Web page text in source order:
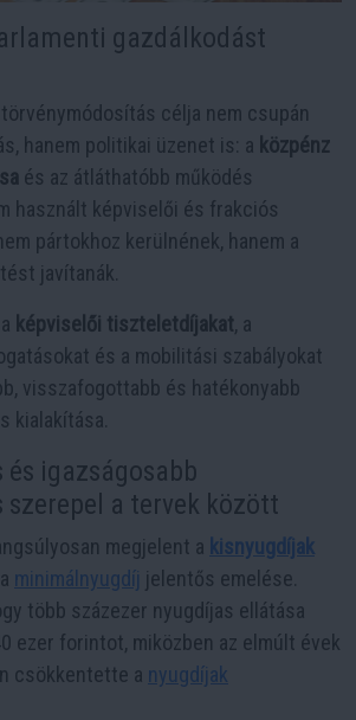
gazdálkodást
célja nem csupán
hanem politikai üzenet is: a közpénz
és az átláthatóbb működés
használt képviselői és frakciós
pártokhoz kerülnének, hanem a
javítanák.
képviselői tiszteletdíjakat, a
és a mobilitási szabályokat
visszafogottabb és hatékonyabb
kialakítása.
és igazságosabb
szerepel a tervek között
megjelent a kisnyugdíjak
minimálnyugdíj jelentős emelése.
több százezer nyugdíjas ellátása
ezer forintot, miközben az elmúlt évek
csökkentette a nyugdíjak